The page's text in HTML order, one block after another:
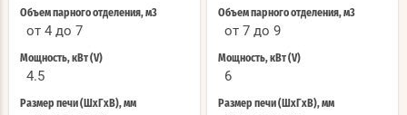
Объем парного отделения, м3
от 4 до 7
Мощность, кВт (V)
4.5
Размер печи (ШхГхВ), мм
Объем парного отделения, м3
от 7 до 9
Мощность, кВт (V)
6
Размер печи (ШхГхВ), мм